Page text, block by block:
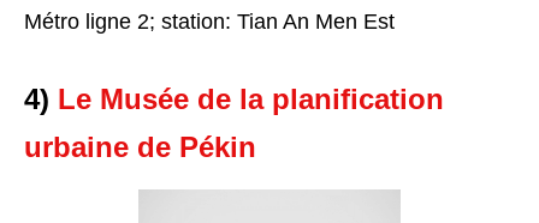
Métro ligne 2; station: Tian An Men Est
4) Le Musée de la planification
urbaine de Pékin